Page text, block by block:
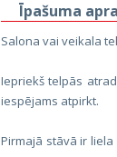
Īpašuma
Salona vai veikala
Iepriekš telpās
iespējams atpirkt.
Pirmajā stāvā ir